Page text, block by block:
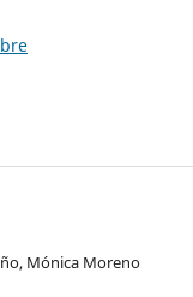
Mónica Moreno